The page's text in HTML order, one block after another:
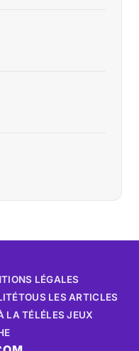
LÉGALES
TOUS LES ARTICLES
LA TÉLÉLES JEUX